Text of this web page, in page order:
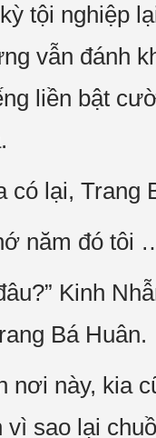
tội nghiệp
vẫn đánh
liền bật
có lại, Trang
năm đó tôi
Kinh
Bá Huân.
nơi này, kia
vì sao lại